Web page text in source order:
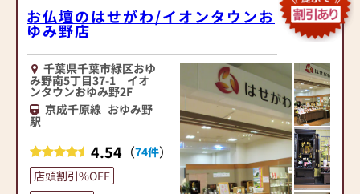
7.家具メーカーのサイドボ
ードやチェストなども豊富
ト。
8.NHKドラマや映画などの
メディア出演も多数。
9.商品を網羅した自社カタ
10.各種ディスカウントの条
件あり（ルミエールサイト
参照）
こともございます。何度で
も足をお運びいただいても
真心を込めて対応いたしま
す。
皆様のご来店を、心よりお
待ちしております。
どうぞお気軽に訪れくださ
いますよう、お願い申し上
げます。
間約25,000基のお仏壇、約
3,000基のお墓を納めていま
す。「お仏壇のはせがわ」
では、さまざまな供養（対
話の場づくり）の形をご提
案しております。ご自身、
ご家族にあった供養の形に
ついて、迷うことや、お困
りのことなどございました
ら、ぜひ、お気軽にご相談
ください。店内にはお仏
お仏壇のはせがわ/イオンタウンお
ゆみ野店
千葉県千葉市緑区おゆ
み野南5丁目37-1 イオ
ンタウンおゆみ野2F
京成千原線 おゆみ野
駅
4.54 （74件）
店頭割引%OFF